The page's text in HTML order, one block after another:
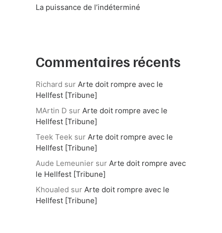
La puissance de l’indéterminé
Commentaires récents
Richard sur Arte doit rompre avec le
Hellfest [Tribune]
MArtin D sur Arte doit rompre avec le
Hellfest [Tribune]
Teek Teek sur Arte doit rompre avec le
Hellfest [Tribune]
Aude Lemeunier sur Arte doit rompre avec
le Hellfest [Tribune]
Khoualed sur Arte doit rompre avec le
Hellfest [Tribune]